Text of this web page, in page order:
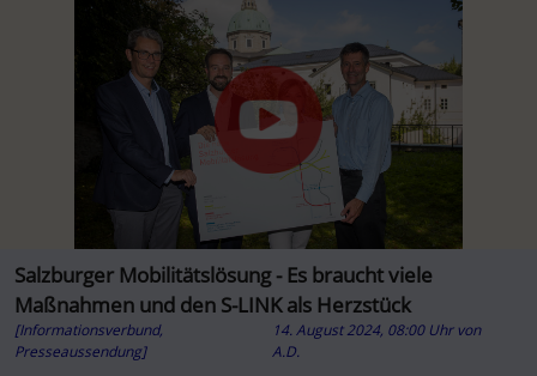
Salzburger Mobilitätslösung - Es braucht viele
Maßnahmen und den S-LINK als Herzstück
[Informationsverbund,
Presseaussendung]
14. August 2024, 08:00 Uhr von
A.D.